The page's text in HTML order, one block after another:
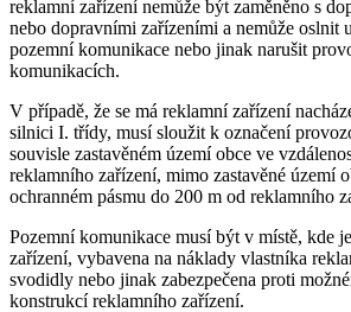
reklamní zařízení nemůže být zaměněno s
nebo dopravními zařízeními a nemůže oslnit
pozemní komunikace nebo jinak narušit
komunikacích.
V případě, že se má reklamní zařízení
silnici I. třídy, musí sloužit k označení
souvisle zastavěném území obce ve
reklamního zařízení, mimo zastavěné území
ochranném pásmu do 200 m od reklamního
Pozemní komunikace musí být v místě, kde
zařízení, vybavena na náklady vlastníka
svodidly nebo jinak zabezpečena proti
konstrukcí reklamního zařízení.